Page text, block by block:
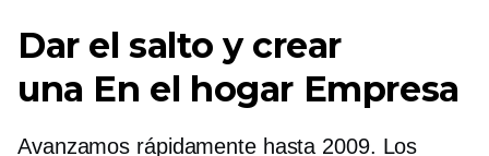
Dar el salto y crear
una En el hogar Empresa
Avanzamos rápidamente hasta 2009. Los